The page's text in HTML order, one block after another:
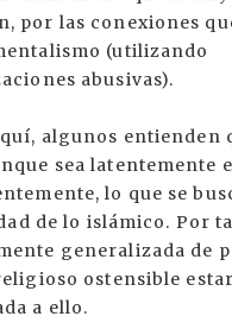
por las conexiones
(utilizando
abusivas).
algunos entienden
sea latentemente
lo que se
de lo islámico. Por
generalizada de
ostensible
a ello.